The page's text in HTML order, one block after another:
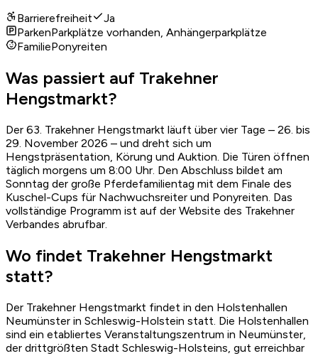
Barrierefreiheit
Ja
ParkenParkplätze vorhanden, Anhängerparkplätze
FamiliePonyreiten
Was passiert auf Trakehner
Hengstmarkt?
Der 63. Trakehner Hengstmarkt läuft über vier Tage – 26. bis
29. November 2026 – und dreht sich um
Hengstpräsentation, Körung und Auktion. Die Türen öffnen
täglich morgens um 8:00 Uhr. Den Abschluss bildet am
Sonntag der große Pferdefamilientag mit dem Finale des
Kuschel-Cups für Nachwuchsreiter und Ponyreiten. Das
vollständige Programm ist auf der Website des Trakehner
Verbandes abrufbar.
Wo findet Trakehner Hengstmarkt
statt?
Der Trakehner Hengstmarkt findet in den Holstenhallen
Neumünster in Schleswig-Holstein statt. Die Holstenhallen
sind ein etabliertes Veranstaltungszentrum in Neumünster,
der drittgrößten Stadt Schleswig-Holsteins, gut erreichbar